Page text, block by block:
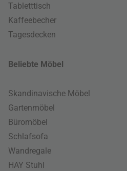
Tabletttisch
Kaffeebecher
Tagesdecken
Beliebte Möbel
Skandinavische Möbel
Gartenmöbel
Büromöbel
Schlafsofa
Wandregale
HAY Stuhl